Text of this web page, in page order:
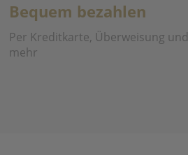
Bequem bezahlen
Per Kreditkarte, Überweisung und
mehr